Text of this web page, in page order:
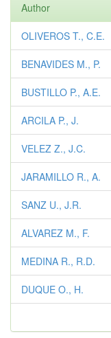
Author
OLIVEROS T., C.E.
BENAVIDES M., P.
BUSTILLO P., A.E.
ARCILA P., J.
VELEZ Z., J.C.
JARAMILLO R., A.
SANZ U., J.R.
ALVAREZ M., F.
MEDINA R., R.D.
DUQUE O., H.